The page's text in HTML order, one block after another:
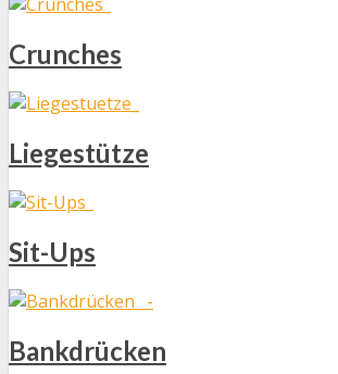
Crunches
Liegestütze
Sit-Ups
Bankdrücken